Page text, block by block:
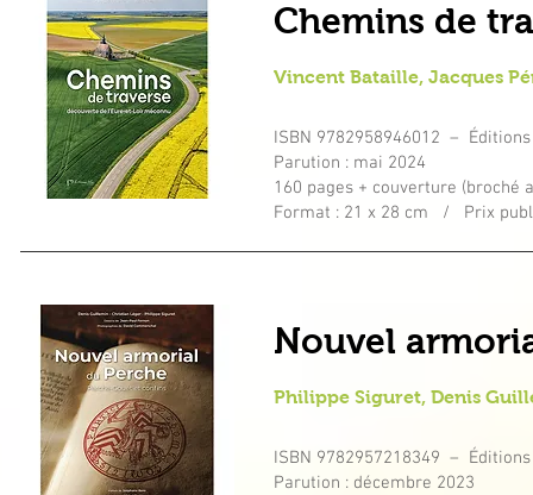
Chemins de
Vincent Bataille, Jacques
ISBN 9782958946012 – Éditions
Parution : mai 2024
160 pages + couverture (broché
Format : 21 x 28 cm / Prix
Nouvel
Philippe Siguret, Denis
ISBN 9782957218349 – Éditions
Parution : décembre 2023